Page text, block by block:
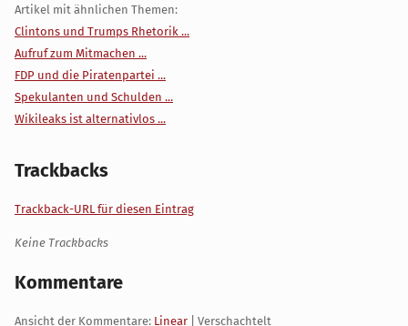
Artikel mit ähnlichen Themen:
Clintons und Trumps Rhetorik ...
Aufruf zum Mitmachen ...
FDP und die Piratenpartei ...
Spekulanten und Schulden ...
Wikileaks ist alternativlos ...
Trackbacks
Trackback-URL für diesen Eintrag
Keine Trackbacks
Kommentare
Ansicht der Kommentare: Linear | Verschachtelt